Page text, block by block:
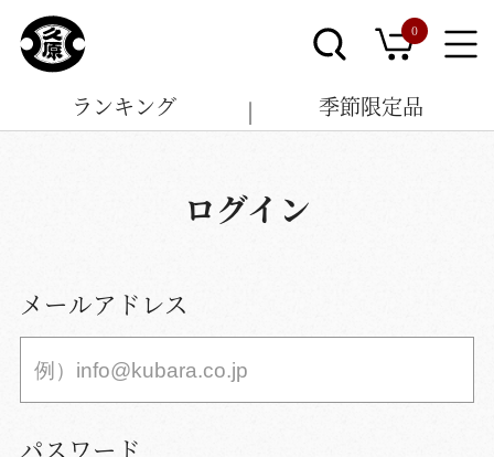
0
ランキング 季節限定品
ログイン
メールアドレス
パスワード